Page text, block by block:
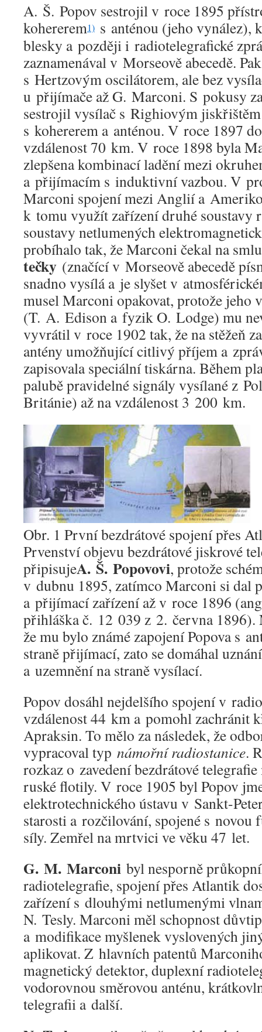
A. Š. Popov sestrojil v roce 1895
kohererem1) s anténou (jeho vynález),
blesky a později i radiotelegrafické
zaznamenával v Morseově abecedě.
s Hertzovým oscilátorem, ale bez
u přijímače až G. Marconi. S pokusy
sestrojil vysílač s Righiovým
s kohererem a anténou. V roce 1897
vzdálenost 70 km. V roce 1898 byla
zlepšena kombinací ladění mezi
a přijímacím s induktivní vazbou. V
Marconi spojení mezi Anglií a
k tomu využít zařízení druhé soustavy
soustavy netlumených
probíhalo tak, že Marconi čekal na
tečky (značící v Morseově abecedě
snadno vysílá a je slyšet v
musel Marconi opakovat, protože jeho
(T. A. Edison a fyzik O. Lodge) mu
vyvrátil v roce 1902 tak, že na stěžeň
antény umožňující citlivý příjem a
zapisovala speciální tiskárna. Během
palubě pravidelné signály vysílané z
Británie) až na vzdálenost 3 200 km.
Obr. 1 První bezdrátové spojení přes
Prvenství objevu bezdrátové jiskrové
připisujeA. Š. Popovovi, protože
v dubnu 1895, zatímco Marconi si dal
a přijímací zařízení až v roce 1896
přihláška č. 12 039 z 2. června 1896).
že mu bylo známé zapojení Popova s
straně přijímací, zato se domáhal
a uzemnění na straně vysílací.
Popov dosáhl nejdelšího spojení v
vzdálenost 44 km a pomohl zachránit
Apraksin. To mělo za následek, že
vypracoval typ námořní radiostanice.
rozkaz o zavedení bezdrátové
ruské flotily. V roce 1905 byl Popov
elektrotechnického ústavu v Sankt-
starosti a rozčilování, spojené s novou
síly. Zemřel na mrtvici ve věku 47 let.
G. M. Marconi byl nesporně
radiotelegrafie, spojení přes Atlantik
zařízení s dlouhými netlumenými
N. Tesly. Marconi měl schopnost
a modifikace myšlenek vyslovených
aplikovat. Z hlavních patentů
magnetický detektor, duplexní
vodorovnou směrovou anténu,
telegrafii a další.